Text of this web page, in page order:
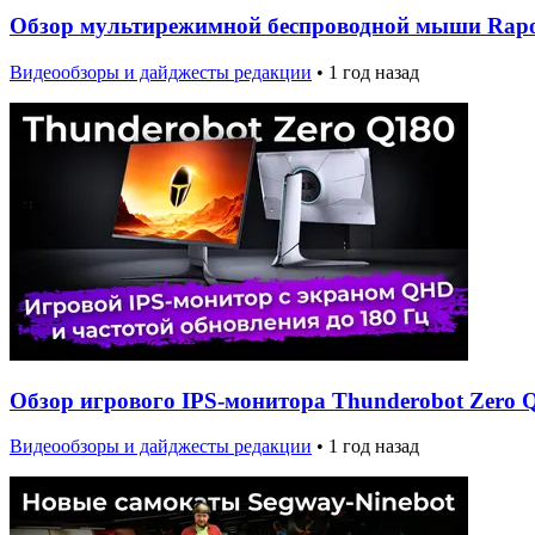
Обзор мультирежимной беспроводной мыши
Видеообзоры и дайджесты редакции • 1 год назад
Обзор игрового IPS-монитора Thunderobot Zero
Видеообзоры и дайджесты редакции • 1 год назад